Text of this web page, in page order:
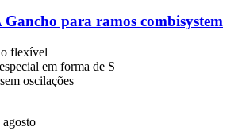
Gancho para ramos combisystem
flexível
em forma de S
oscilações
agosto